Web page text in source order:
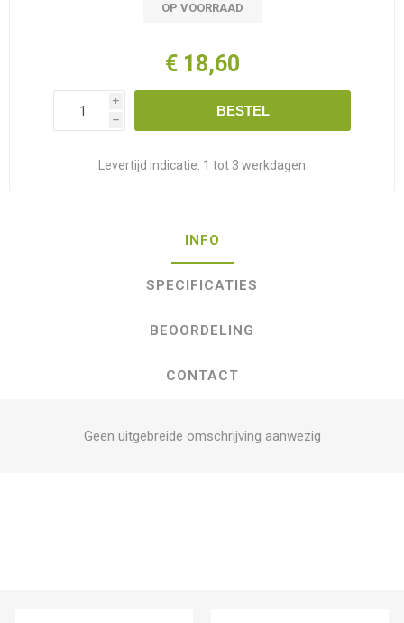
OP VOORRAAD
€ 18,60
i
h
BESTEL
Levertijd indicatie: 1 tot 3 werkdagen
INFO
SPECIFICATIES
BEOORDELING
CONTACT
Geen uitgebreide omschrijving aanwezig